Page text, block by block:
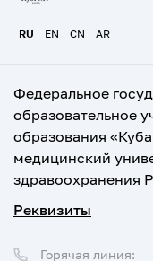
RU EN CN AR
Федеральное
образовательное
образования
медицинский
здравоохранения
Реквизиты
Горячая линия: